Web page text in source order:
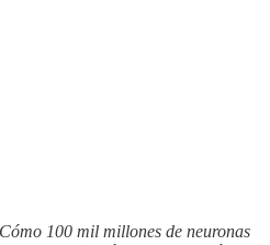
100 mil millones de neuronas